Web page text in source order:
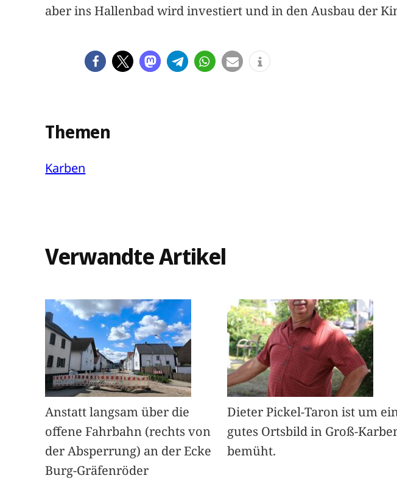
aber ins Hallenbad wird investiert und in den Ausbau der
Themen
Karben
Verwandte Artikel
Anstatt langsam über die
offene Fahrbahn (rechts von
der Absperrung) an der Ecke
Burg-Gräfenröder
Dieter Pickel-Taron ist um
gutes Ortsbild in Groß-
bemüht.